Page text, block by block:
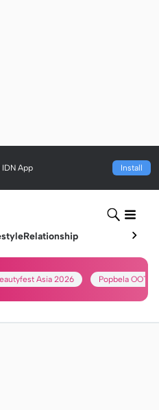
IDN App Install
Relationship
Asia 2026 Popbela OOTD